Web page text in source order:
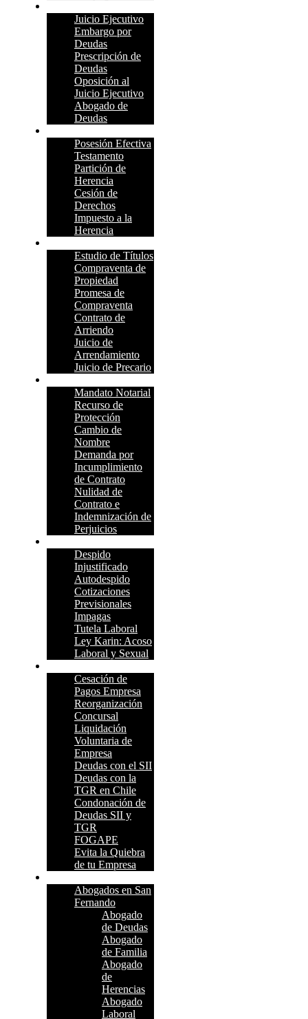
Juicio Ejecutivo
Embargo por
Deudas
Prescripción de
Deudas
Oposición al
Juicio Ejecutivo
Abogado de
Deudas
Posesión Efectiva
Testamento
Partición de
Herencia
Cesión de
Derechos
Impuesto a la
Herencia
Estudio de Títulos
Compraventa de
Propiedad
Promesa de
Compraventa
Contrato de
Arriendo
Juicio de
Arrendamiento
Juicio de Precario
Mandato Notarial
Recurso de
Protección
Cambio de
Nombre
Demanda por
Incumplimiento
de Contrato
Nulidad de
Contrato e
Indemnización de
Perjuicios
Despido
Injustificado
Autodespido
Cotizaciones
Previsionales
Impagas
Tutela Laboral
Ley Karin: Acoso
Laboral y Sexual
Cesación de
Pagos Empresa
Reorganización
Concursal
Liquidación
Voluntaria de
Empresa
Deudas con el SII
Deudas con la
TGR en Chile
Condonación de
Deudas SII y
TGR
FOGAPE
Evita la Quiebra
de tu Empresa
Abogados en San
Fernando
Abogado
de Deudas
Abogado
de Familia
Abogado
de
Herencias
Abogado
Laboral